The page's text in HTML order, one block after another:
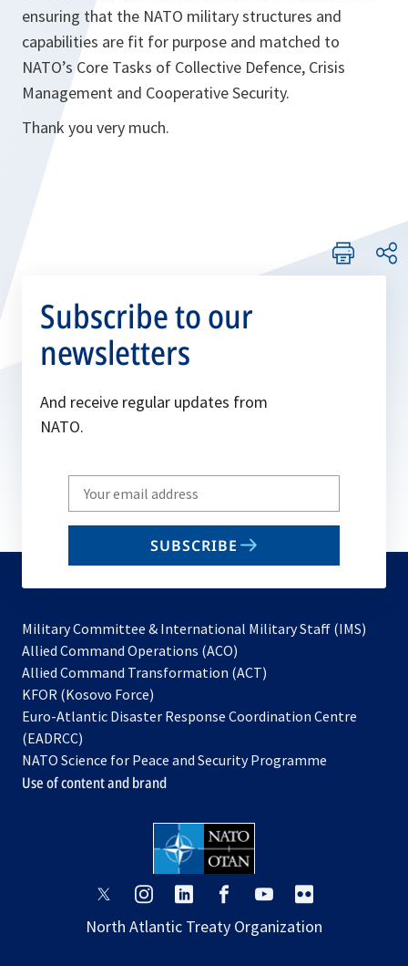
ensuring that the NATO military structures and
capabilities are fit for purpose and matched to
NATO’s Core Tasks of Collective Defence, Crisis
Management and Cooperative Security.
Thank you very much.
Subscribe to our
newsletters
And receive regular updates from
NATO.
Write
your
email
SUBSCRIBE
Military Committee & International Military Staff (IMS)
Allied Command Operations (ACO)
in
new
Allied Command Transformation (ACT)
a
tab
KFOR (Kosovo Force)
in
new
tab
Euro-Atlantic Disaster Response Coordination Centre
(EADRCC)
NATO Science for Peace and Security Programme
Use of content and brand
opens
a
opens
a
opens
a
opens
a
opens
a
a
North Atlantic Treaty Organization